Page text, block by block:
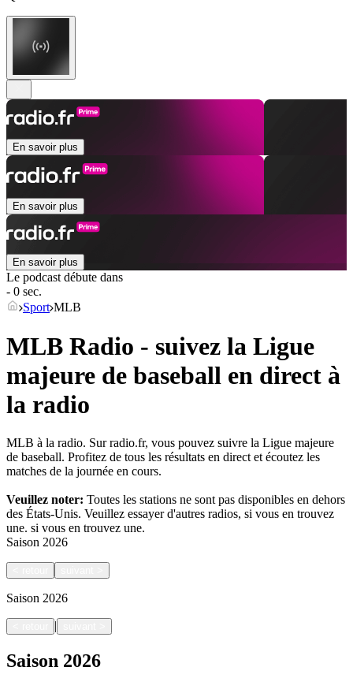
En savoir plus
En savoir plus
En savoir plus
Le podcast débute dans
- 0 sec.
Sport MLB
MLB Radio - suivez la Ligue
majeure de baseball en direct à
la radio
MLB à la radio. Sur radio.fr, vous pouvez suivre la Ligue majeure
de baseball. Profitez de tous les résultats en direct et écoutez les
matches de la journée en cours.
Veuillez noter: Toutes les stations ne sont pas disponibles en dehors
des États-Unis. Veuillez essayer d'autres radios, si vous en trouvez
une. si vous en trouvez une.
Saison 2026
Saison 2026
|
Saison 2026